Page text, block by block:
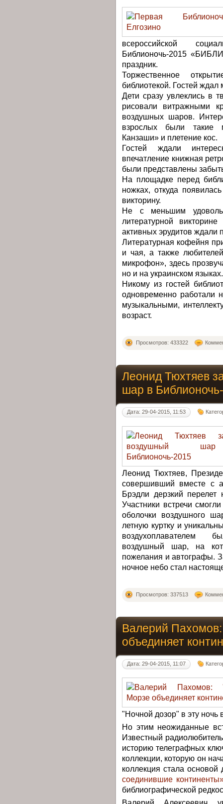
всероссийской
Библионочь-2015
праздник.
Торжественное
библиотекой. Гостей
Дети сразу увлеклись в
рисовали витражными
воздушных шаров.
взрослых были такие
Канзаши» и плетение кос.
Гостей ждали
впечатление книжная
были представлены
На площадке перед
ножках, откуда
викторину.
Не с меньшим
литературной
активных эрудитов ждали
Литературная кофейня
и чая, а также
микрофон», здесь
но и на украинском языках.
Никому из гостей
одновременно работали
музыкальными,
возраст.
Просмотров: 433322
Леонид Тюхтяев
шар в
Дата: 29-04-2015, 11:53
Леонид Тюхтяев,
совершивший вместе с
Брэдли дерзкий
Участники встречи
оболочки воздушного
летную куртку и
воздухоплавателем
воздушный шар, на
пожелания и автографы.
ночное небо стал
Просмотров: 337513
Валерий
объединяет
Дата: 29-04-2015, 11:07
"Ночной дозор" в эту
Но этим неожиданные
Известный
историю телеграфных
коллекции, которую он
коллекция стала
соединившие
библиографической